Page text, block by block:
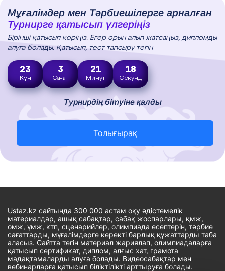
Мұғалімдер мен Тәрбиешілерге арналған
Турнирге қатысып үлгеріңіз
Бірінші қатысып көріңіз. Егер орын алып жатсаңыз, дипломды
алуға болады. Қатысып, тест тапсыру тегін
23
Күн
3
Сағат
21
Минут
17
Секунд
Турнирдің бітуіне қалды
Толығырақ
Ustaz.kz сайтында 300 000 астам оқу әдістемелік
материалдар, ашық сабақтар, сабақ жоспарлары, қмж,
омж, ұмж, ктп, сценарийлер, олимпиада есептерін, тәрбие
сағаттарды, мұғалімдерге керекті барлық құжаттарды таба
аласыз. Сайтта тегін материал жариялап, олимпиадаларға
қатысып сертификат, диплом, алғыс хат, грамота
мадақтамаларды алуға болады. Видеосабақтар мен
вебинарларға қатысып біліктілікті арттыруға болады.